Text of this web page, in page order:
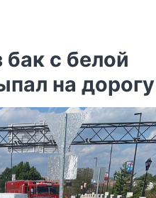
бак с белой
на дорогу